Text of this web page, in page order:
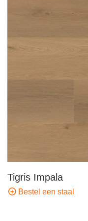
Tigris Impala
Bestel een staal